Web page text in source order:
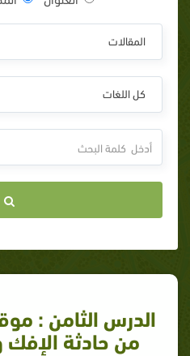
المقالات
كل اللغات
الدرس الثامن :
من حادثة الإفك